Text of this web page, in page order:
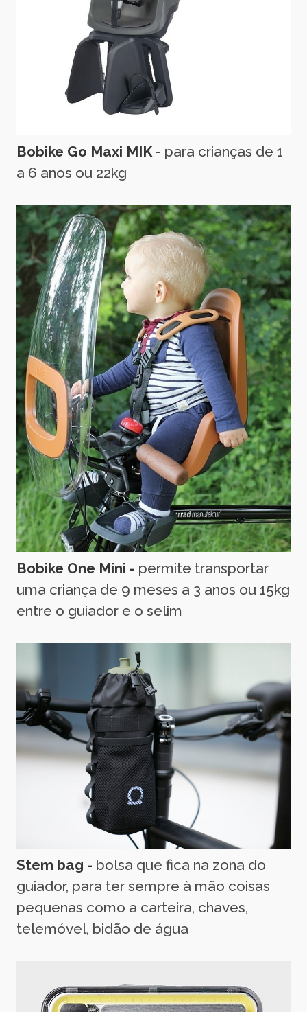
Bobike Go Maxi MIK- para crianças de 1
a 6 anos ou 22kg
Bobike One Mini - permite transportar
uma criança de 9 meses a 3 anos ou 15kg
entre o guiador e o selim
Stem bag - bolsa que fica na zona do
guiador, para ter sempre à mão coisas
pequenas como a carteira, chaves,
telemóvel, bidão de água